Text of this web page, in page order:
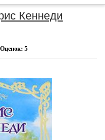
Кеннеди
Оценок: 5